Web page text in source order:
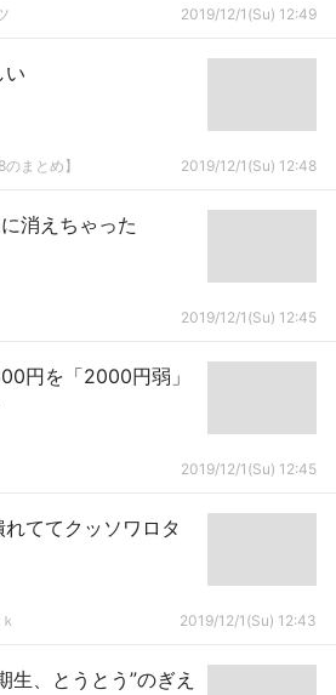
2019/12/1(Su) 12:49
い
まとめ】 2019/12/1(Su) 12:48
消えちゃった
2019/12/1(Su) 12:45
円を「2000円弱」
2019/12/1(Su) 12:45
ててクッソワロタ
2019/12/1(Su) 12:43
生、とうとう”のぎえ